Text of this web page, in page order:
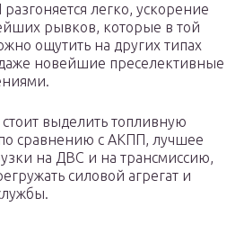
легко, ускорение
рывков, которые в той
ощутить на других типах
новейшие преселективные
выделить топливную
сравнению с АКПП, лучшее
на ДВС и на трансмиссию,
силовой агрегат и